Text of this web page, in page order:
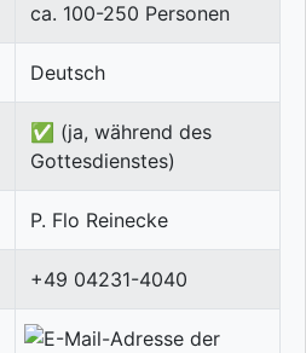
ca. 100-250 Personen
Deutsch
✅ (ja, während des
Gottesdienstes)
P. Flo Reinecke
+49 04231-4040